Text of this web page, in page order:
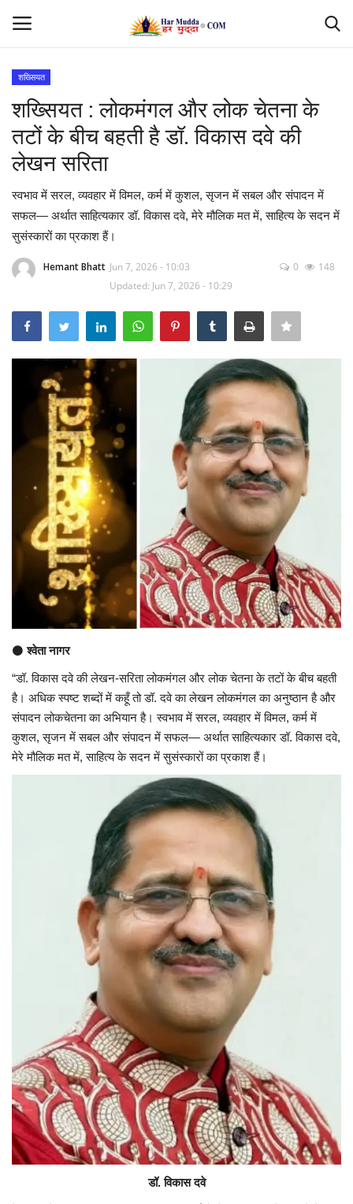
Home
देश
मध्यप्रदेश
उत्तर प्रदेश
अंतर्राष्ट्रीय
कला संस्कृति
शख्सियत
मनोरंजन
धर्म-संस्कृति
खेल सरोकार
यात्री सरोकार
सामाजिक सरोकार
शख्सियत
शख्सियत : लोकमंगल और लोक चेतना के
तटों के बीच बहती है डॉ. विकास दवे की
लेखन सरिता
स्वभाव में सरल, व्यवहार में विमल, कर्म में कुशल, सृजन में सबल और संपादन में
सफल— अर्थात साहित्यकार डॉ. विकास दवे, मेरे मौलिक मत में, साहित्य के सदन में
सुसंस्कारों का प्रकाश हैं।
Hemant Bhatt Jun 7, 2026 - 10:03
Updated: Jun 7, 2026 - 10:29
0 148
⚫श्वेता नागर
“डॉ. विकास दवे की लेखन-सरिता लोकमंगल और लोक चेतना के तटों के बीच बहती
है। अधिक स्पष्ट शब्दों में कहूँ तो डॉ. दवे का लेखन लोकमंगल का अनुष्ठान है और
संपादन लोकचेतना का अभियान है। स्वभाव में सरल, व्यवहार में विमल, कर्म में
कुशल, सृजन में सबल और संपादन में सफल— अर्थात साहित्यकार डॉ. विकास दवे,
मेरे मौलिक मत में, साहित्य के सदन में सुसंस्कारों का प्रकाश हैं।
डॉ. विकास दवे